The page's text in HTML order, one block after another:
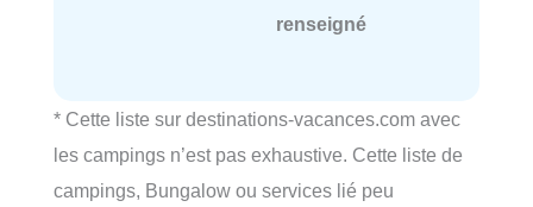
renseigné
* Cette liste sur destinations-vacances.com avec
les campings n’est pas exhaustive. Cette liste de
campings, Bungalow ou services lié peu